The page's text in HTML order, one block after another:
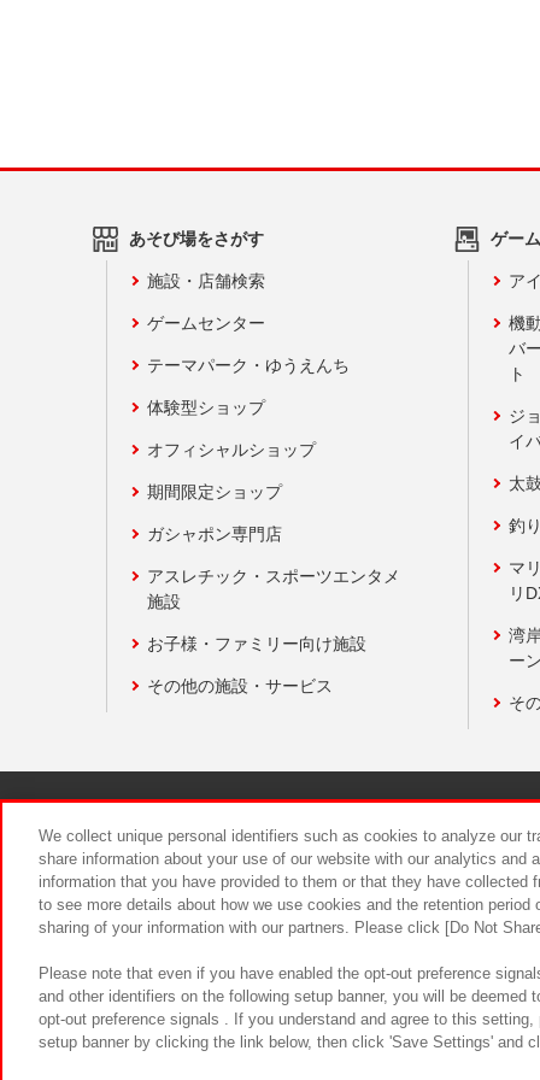
あそび場をさがす
施設・店舗検索
ゲームセンター
テーマパーク・ゆうえんち
体験型ショップ
オフィシャルショップ
期間限定ショップ
ガシャポン専門店
アスレチック・スポーツエンタメ
施設
お子様・ファミリー向け施設
その他の施設・サービス
ゲー
ア
機
バ
ト
ジ
イ
太
釣
マ
リ
湾
ー
そ
食品のご
We collect unique personal identifiers such as cookies to analyze our
share information about your use of our website with our analytics and
information that you have provided to them or that they have
to see more details about how we use cookies and the retention
sharing of your information with our partners. Please click [Do Not
Please note that even if you have enabled the opt-out preference
and other identifiers on the following setup banner, you will be
opt-out preference signals . If you understand and agree to this
setup banner by clicking the link below, then click 'Save Settings' and